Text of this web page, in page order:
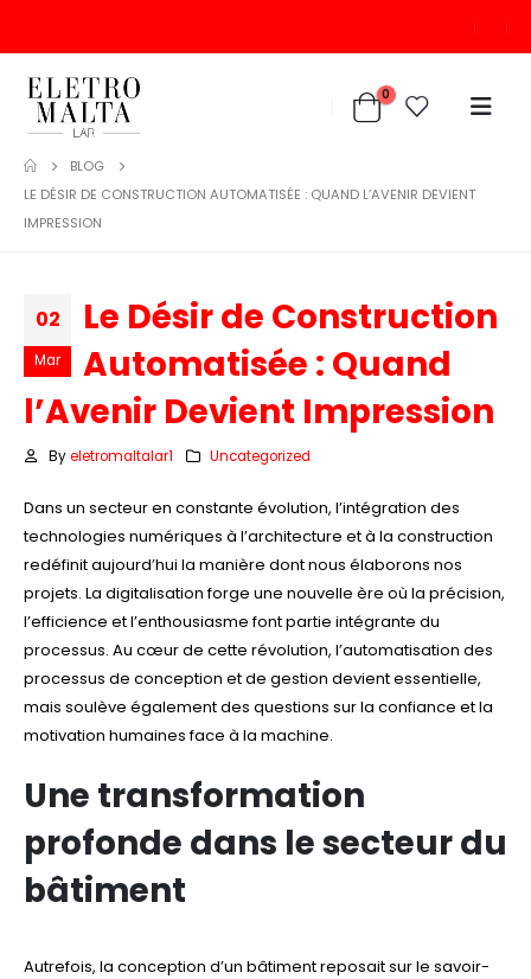
0
BLOG
LE DÉSIR DE CONSTRUCTION AUTOMATISÉE : QUAND L’AVENIR DEVIENT
IMPRESSION
02
Mar
Le Désir de Construction
Automatisée : Quand
l’Avenir Devient Impression
By eletromaltalar1 Uncategorized
Dans un secteur en constante évolution, l’intégration des
technologies numériques à l’architecture et à la construction
redéfinit aujourd’hui la manière dont nous élaborons nos
projets. La digitalisation forge une nouvelle ère où la précision,
l’efficience et l’enthousiasme font partie intégrante du
processus. Au cœur de cette révolution, l’automatisation des
processus de conception et de gestion devient essentielle,
mais soulève également des questions sur la confiance et la
motivation humaines face à la machine.
Une transformation
profonde dans le secteur du
bâtiment
Autrefois, la conception d’un bâtiment reposait sur le savoir-